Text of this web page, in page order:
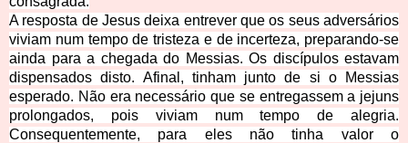
A resposta de Jesus deixa entrever que os seus adversários
viviam num tempo de tristeza e de incerteza, preparando-se
ainda para a chegada do Messias. Os discípulos estavam
dispensados disto. Afinal, tinham junto de si o Messias
esperado. Não era necessário que se entregassem a jejuns
prolongados, pois viviam num tempo de alegria.
Consequentemente, para eles não tinha valor o